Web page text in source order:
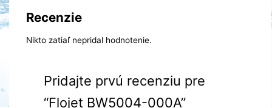
Recenzie
Nikto zatiaľ nepridal hodnotenie.
Pridajte prvú recenziu pre
“Flojet BW5004-000A”